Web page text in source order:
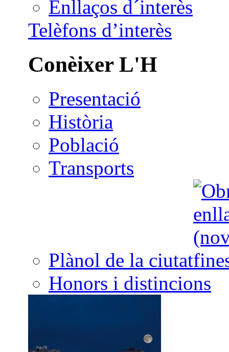
Enllaços d´interès
Telèfons d’interès
Conèixer L'H
Presentació
Història
Població
Transports
Plànol de la ciutat
Honors i distincions